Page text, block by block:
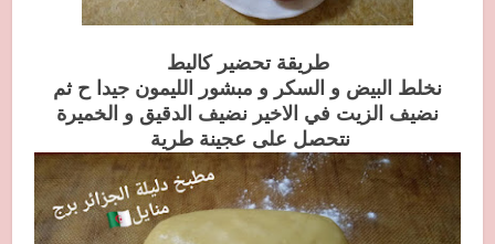
طريقة تحضير كاليط
نخلط البيض و السكر و مبشور الليمون جيدا ح ثم
نضيف الزيت في الاخير نضيف الدقيق و الخميرة
نتحصل على عجينة طرية